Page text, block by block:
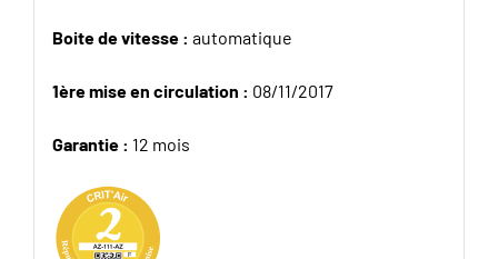
Boite de vitesse : automatique
1ère mise en circulation : 08/11/2017
Garantie : 12 mois